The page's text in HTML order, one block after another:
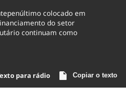
colocado em
do setor
continuam como
para rádio Copiar o texto